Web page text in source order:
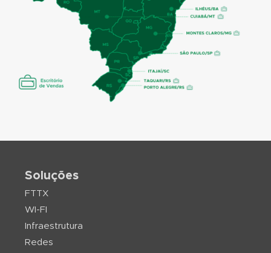
Soluções
FTTX
WI-FI
Infraestrutura
Redes